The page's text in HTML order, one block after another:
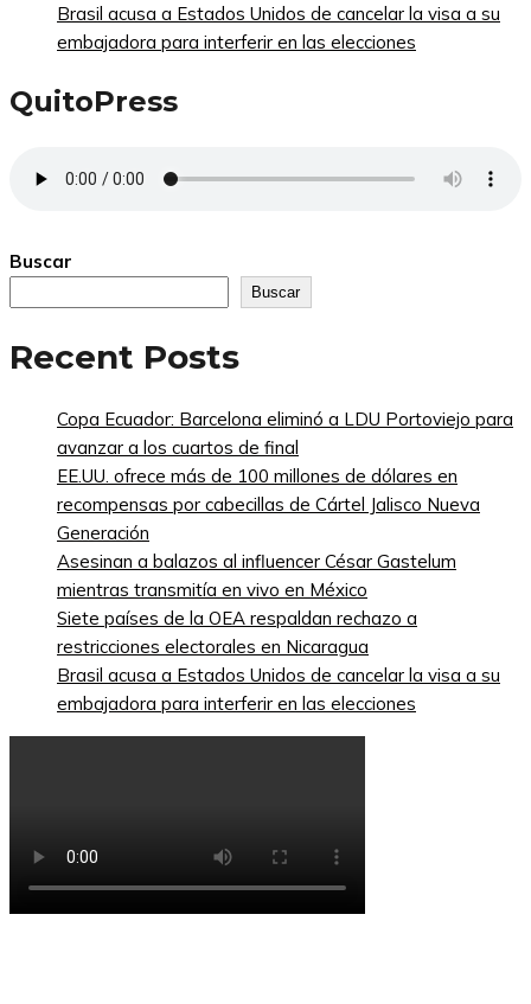
Brasil acusa a Estados Unidos de cancelar la visa a su
embajadora para interferir en las elecciones
QuitoPress
Buscar
Buscar
Recent Posts
Copa Ecuador: Barcelona eliminó a LDU Portoviejo para
avanzar a los cuartos de final
EE.UU. ofrece más de 100 millones de dólares en
recompensas por cabecillas de Cártel Jalisco Nueva
Generación
Asesinan a balazos al influencer César Gastelum
mientras transmitía en vivo en México
Siete países de la OEA respaldan rechazo a
restricciones electorales en Nicaragua
Brasil acusa a Estados Unidos de cancelar la visa a su
embajadora para interferir en las elecciones